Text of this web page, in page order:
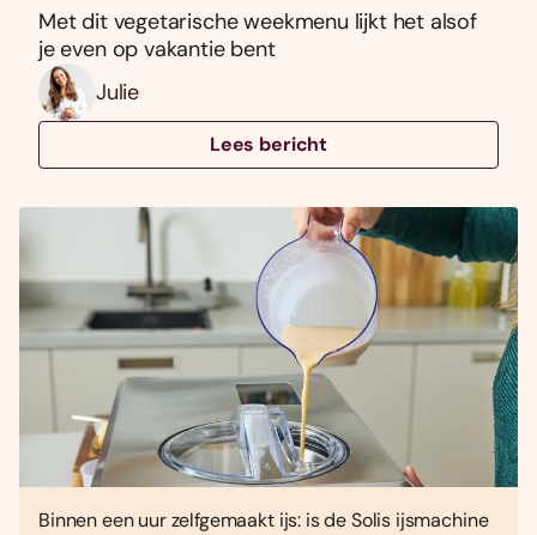
Met dit vegetarische weekmenu lijkt het alsof
je even op vakantie bent
Julie
Lees bericht
Binnen een uur zelfgemaakt ijs: is de Solis ijsmachine